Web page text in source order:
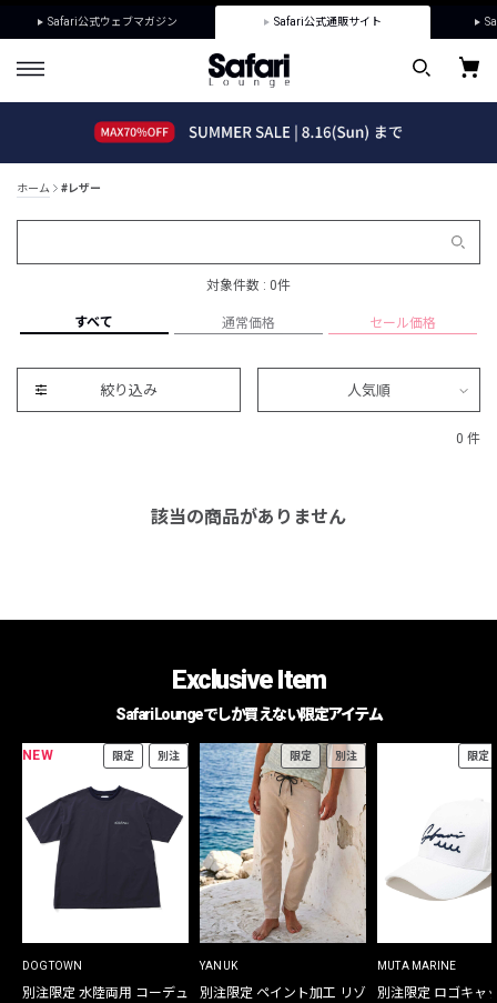
Safari公式ウェブマガジン Safari公式通販サイト
ホーム #レザー
対象件数 : 0件
すべて 通常価格 セール価格
絞り込み 人気順
0 件
該当の商品がありません
Exclusive Item
Safari Loungeでしか買えない限定アイテム
NEW 限定 別注
DOGTOWN
別注限定 水陸両用 コーデュ
限定 別注
YANUK
別注限定 ペイント加工 リゾ
限定
MUTA MARINE
別注限定 ロゴキャ